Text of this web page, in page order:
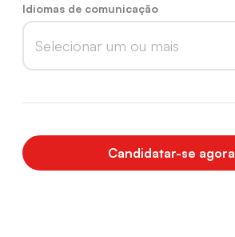
Idiomas de comunicação
Selecionar um ou mais
Candidatar-se agora